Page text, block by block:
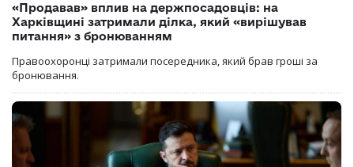
«Продавав» вплив на держпосадовців: на
Харківщині затримали ділка, який «вирішував
питання» з бронюванням
Правоохоронці затримали посередника, який брав гроші за
бронювання.